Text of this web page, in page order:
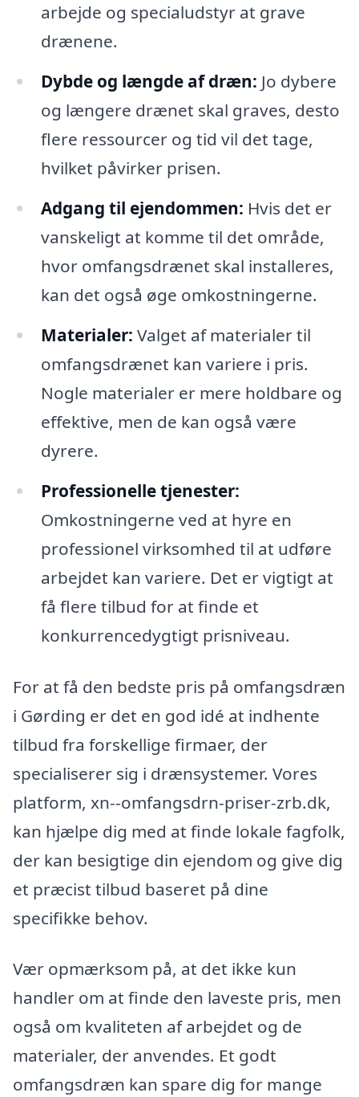
arbejde og specialudstyr at grave
drænene.
Dybde og længde af dræn: Jo dybere
og længere drænet skal graves, desto
flere ressourcer og tid vil det tage,
hvilket påvirker prisen.
Adgang til ejendommen: Hvis det er
vanskeligt at komme til det område,
hvor omfangsdrænet skal installeres,
kan det også øge omkostningerne.
Materialer: Valget af materialer til
omfangsdrænet kan variere i pris.
Nogle materialer er mere holdbare og
effektive, men de kan også være
dyrere.
Professionelle tjenester:
Omkostningerne ved at hyre en
professionel virksomhed til at udføre
arbejdet kan variere. Det er vigtigt at
få flere tilbud for at finde et
konkurrencedygtigt prisniveau.
For at få den bedste pris på omfangsdræn
i Gørding er det en god idé at indhente
tilbud fra forskellige firmaer, der
specialiserer sig i drænsystemer. Vores
platform, xn--omfangsdrn-priser-zrb.dk,
kan hjælpe dig med at finde lokale fagfolk,
der kan besigtige din ejendom og give dig
et præcist tilbud baseret på dine
specifikke behov.
Vær opmærksom på, at det ikke kun
handler om at finde den laveste pris, men
også om kvaliteten af arbejdet og de
materialer, der anvendes. Et godt
omfangsdræn kan spare dig for mange